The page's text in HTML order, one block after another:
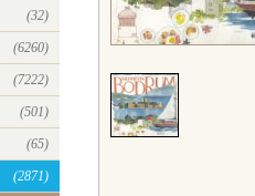
(32)
(6260)
(7222)
(501)
(65)
(2871)